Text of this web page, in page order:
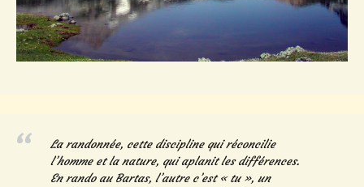
La randonnée, cette discipline qui réconcilie
l’homme et la nature, qui aplanit les différences.
En rando au Bartas, l’autre c’est « tu », un